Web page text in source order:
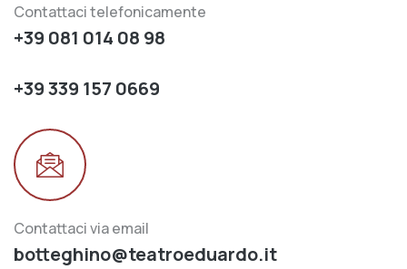
Contattaci telefonicamente
+39 081 014 08 98
+39 339 157 0669
Contattaci via email
botteghino@teatroeduardo.it